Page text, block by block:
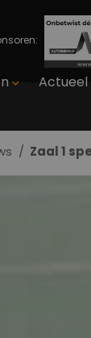
Actueel
Zaal 1